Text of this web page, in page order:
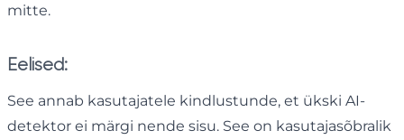
mitte.
Eelised:
See annab kasutajatele kindlustunde, et ükski AI-
detektor ei märgi nende sisu. See on kasutajasõbralik